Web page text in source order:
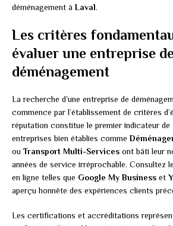
déménagement àLaval.
Les critères
évaluer une entreprise
déménagement
La recherche d’une entreprise de
commence par l’établissement de critères
réputation constitue le premier indicateur de
entreprises bien établies comme
ou Transport Multi-Services ont bâti leur
années de service irréprochable. Consultez
en ligne telles que Google My Business et
aperçu honnête des expériences clients
Les certifications et accréditations